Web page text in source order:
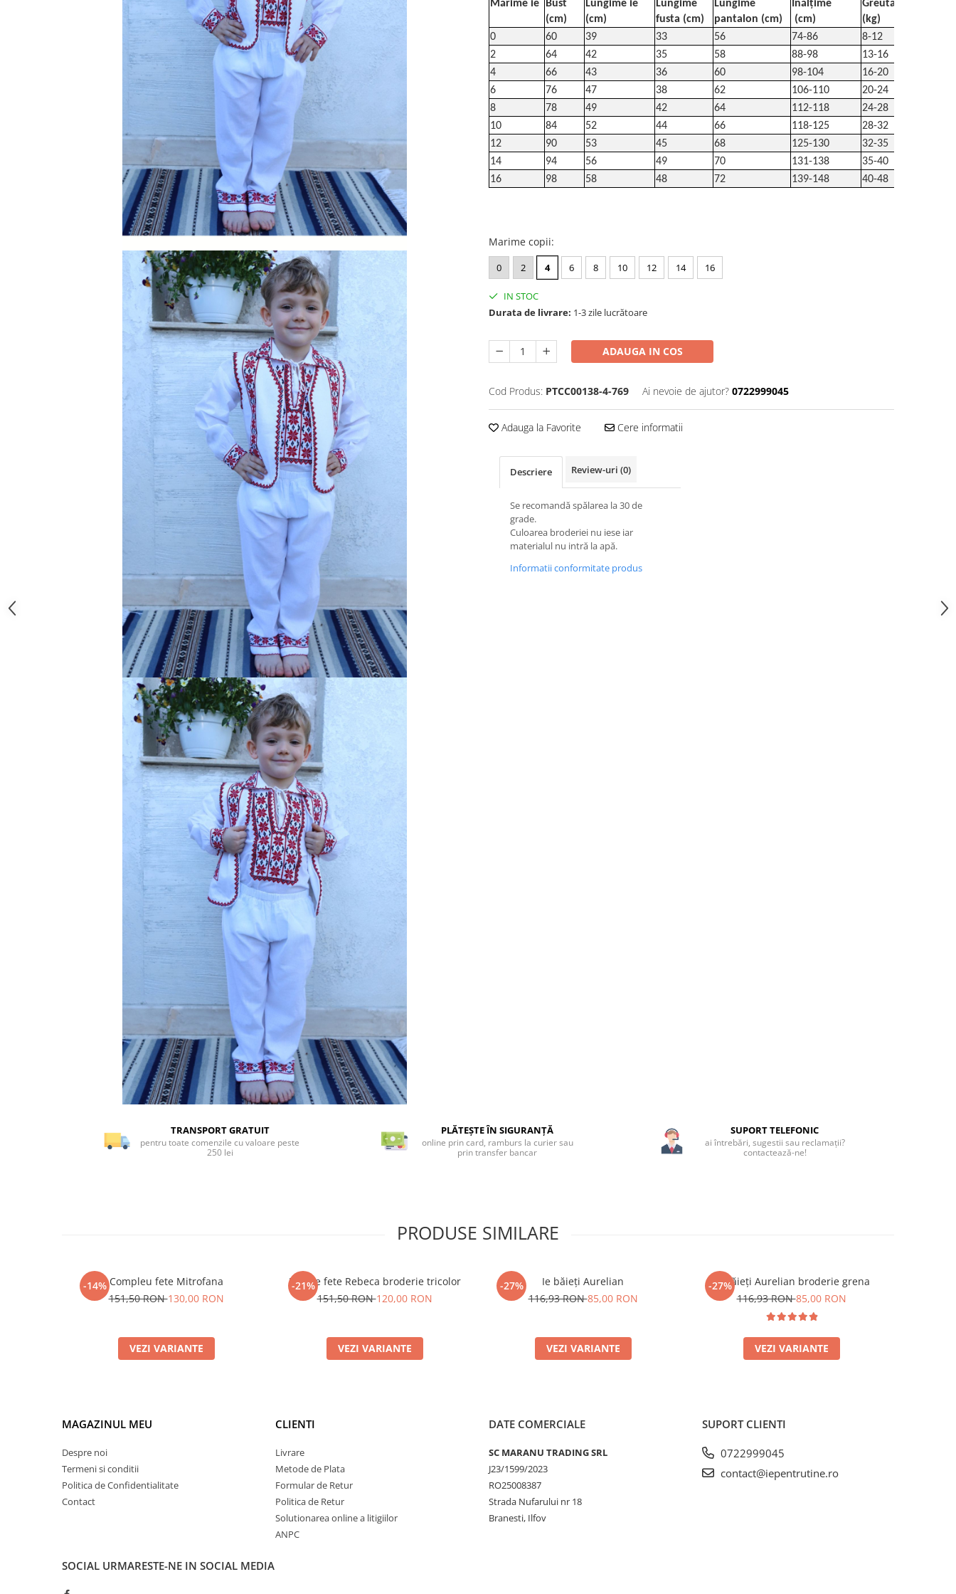
Mărime ie
Bust
(cm)
Lungime ie
(cm)
Lungime
fusta (cm)
Lungime
pantalon (cm)
Înălțime
(cm)
Greutate
(kg)
0
60 39 33 56 74-86
8-12
2
64 42 35 58 88-98
13-16
4
66 43 36 60 98-104
16-20
6
76 47 38 62 106-110
20-24
8
78 49 42 64 112-118
24-28
10
84 52 44 66 118-125
28-32
12
90 53 45 68 125-130
32-35
14
94 56 49 70 131-138
35-40
16
98 58 48 72 139-148 40-48
Marime copii:
0 2 4 6 8 10 12 14 16
IN STOC
Durata de livrare: 1-3 zile lucrătoare
ADAUGA IN COS
Cod Produs: PTCC00138-4-769 Ai nevoie de ajutor? 0722999045
Adauga la Favorite Cere informatii
Descriere Review-uri (0)
Se recomandă spălarea la 30 de
grade.
Culoarea broderiei nu iese iar
materialul nu intră la apă.
Informatii conformitate produs
TRANSPORT GRATUIT
pentru toate comenzile cu valoare peste
250 lei
PLĂTEȘTE ÎN SIGURANȚĂ
online prin card, ramburs la curier sau
prin transfer bancar
SUPORT TELEFONIC
ai întrebări, sugestii sau reclamații?
contactează-ne!
PRODUSE SIMILARE
-14% Compleu fete Mitrofana
151,50 RON130,00 RON
VEZI VARIANTE
-21%
Rochie fete Rebeca broderie tricolor
151,50 RON120,00 RON
VEZI VARIANTE
-27%
Ie băieți Aurelian
116,93 RON85,00 RON
VEZI VARIANTE
-27%
Ie băieți Aurelian broderie grena
116,93 RON85,00 RON
VEZI VARIANTE
MAGAZINUL MEU
Despre noi
Termeni si conditii
Politica de Confidentialitate
Contact
CLIENTI
Livrare
Metode de Plata
Formular de Retur
Politica de Retur
Solutionarea online a litigiilor
ANPC
DATE COMERCIALE
SC MARANU TRADING SRL
J23/1599/2023
RO25008387
Strada Nufarului nr 18
Branesti, Ilfov
SUPORT CLIENTI
0722999045
contact@iepentrutine.ro
SOCIAL URMARESTE-NE IN SOCIAL MEDIA